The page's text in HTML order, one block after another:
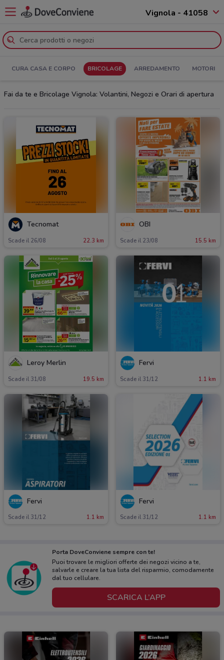
Vignola - 41058
CURA CASA E CORPO BRICOLAGE ARREDAMENTO MOTORI
Fai da te e Bricolage Vignola: Volantini, Negozi e Orari di apertura
Tecnomat
Scade il 26/08 22.3 km
OBI
Scade il 23/08 15.5 km
Leroy Merlin
Scade il 31/08 19.5 km
Fervi
Scade il 31/12 1.1 km
Fervi
Scade il 31/12 1.1 km
Fervi
Scade il 31/12 1.1 km
Porta DoveConviene sempre con te!
Puoi trovare le migliori offerte dei negozi vicino a te,
salvarle e creare la tua lista del risparmio, comodamente
dal tuo cellulare.
SCARICA L’APP